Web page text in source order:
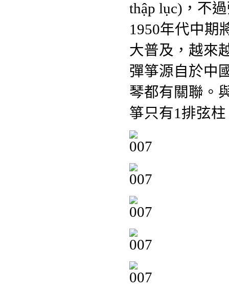
thập lục)，不
1950年代中期
大普及，越來
彈箏源自於中
琴都有關聯。
箏只有1排弦